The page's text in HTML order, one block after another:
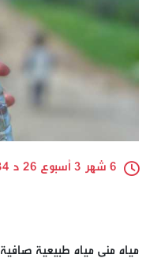
6 شهر 3 أسبوع 26 د 34 ث
مياه منى مياه طبيعية صافية